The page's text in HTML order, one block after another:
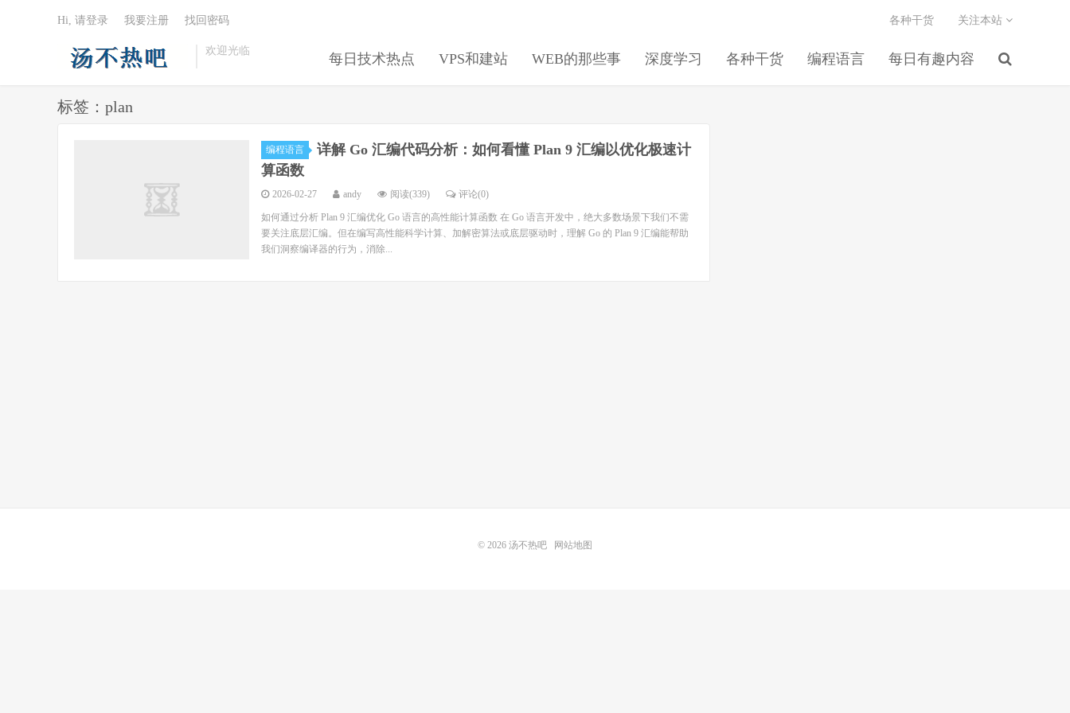
欢迎光临
每日技术热点 VPS和建站 WEB的那些事 深度学习 各种干货 编程语言 每日有趣内容
各种干货 关注本站
Hi, 请登录 我要注册 找回密码
标签：plan
编程语言
详解 Go 汇编代码分析：如何看懂 Plan 9 汇编以优化极速计
算函数
2026-02-27 andy 阅读(339) 评论(0)
如何通过分析 Plan 9 汇编优化 Go 语言的高性能计算函数 在 Go 语言开发中，绝大多数场景下我们不需
要关注底层汇编。但在编写高性能科学计算、加解密算法或底层驱动时，理解 Go 的 Plan 9 汇编能帮助
我们洞察编译器的行为，消除...
© 2026 汤不热吧 网站地图